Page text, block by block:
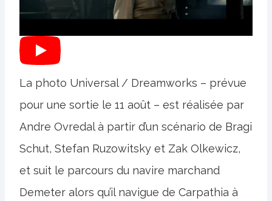
La photo Universal / Dreamworks – prévue
pour une sortie le 11 août – est réalisée par
Andre Ovredal à partir d’un scénario de Bragi
Schut, Stefan Ruzowitsky et Zak Olkewicz,
et suit le parcours du navire marchand
Demeter alors qu’il navigue de Carpathia à